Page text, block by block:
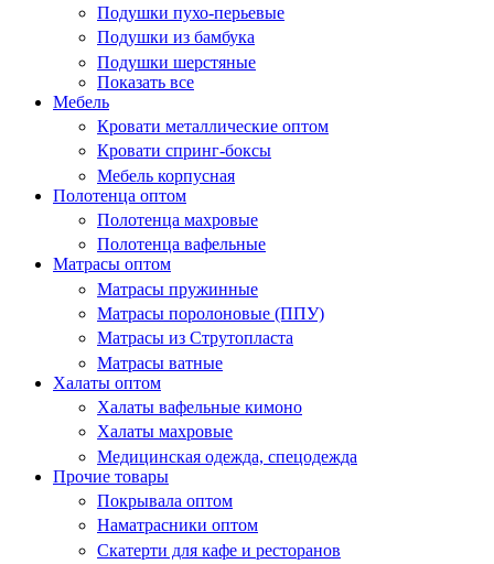
Подушки пухо-перьевые
Подушки из бамбука
Подушки шерстяные
Показать все
Мебель
Кровати металлические оптом
Кровати спринг-боксы
Мебель корпусная
Полотенца оптом
Полотенца махровые
Полотенца вафельные
Матрасы оптом
Матрасы пружинные
Матрасы поролоновые (ППУ)
Матрасы из Струтопласта
Матрасы ватные
Халаты оптом
Халаты вафельные кимоно
Халаты махровые
Медицинская одежда, спецодежда
Прочие товары
Покрывала оптом
Наматрасники оптом
Скатерти для кафе и ресторанов